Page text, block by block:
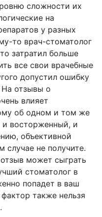
сложности их
на
у разных
то врач-стоматолог
затратил больше
все свои врачебные
допустил ошибку
На отзывы о
влияет
об одном и том же
и восторженный, и
объективной
случае не получите.
может сыграть
стоматолог в
попадет в ваш
также нельзя